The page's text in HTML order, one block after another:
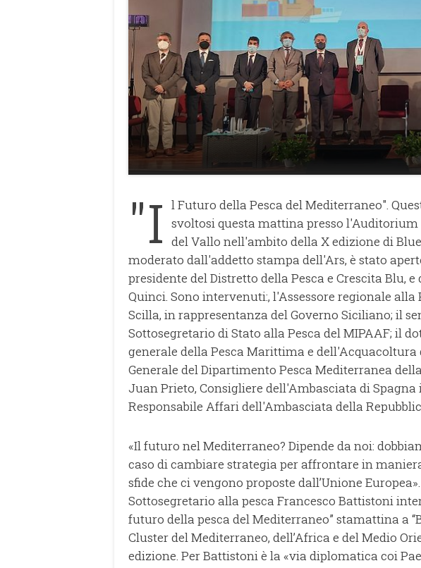
"I l Futuro della Pesca del Mediterraneo".
svoltosi questa mattina presso
del Vallo nell'ambito della X edizione di
moderato dall'addetto stampa dell'Ars, è stato
presidente del Distretto della Pesca e Crescita Blu,
Quinci. Sono intervenuti:, l'Assessore regionale
Scilla, in rappresentanza del Governo Siciliano; il
Sottosegretario di Stato alla Pesca del MIPAAF; il
generale della Pesca Marittima e dell'Acquacoltura
Generale del Dipartimento Pesca Mediterranea
Juan Prieto, Consigliere dell'Ambasciata di Spagna
Responsabile Affari dell'Ambasciata della
«Il futuro nel Mediterraneo? Dipende da noi:
caso di cambiare strategia per affrontare in
sfide che ci vengono proposte dall’Unione
Sottosegretario alla pesca Francesco Battistoni
futuro della pesca del Mediterraneo” stamattina a
Cluster del Mediterraneo, dell’Africa e del Medio
edizione. Per Battistoni è la «via diplomatica coi